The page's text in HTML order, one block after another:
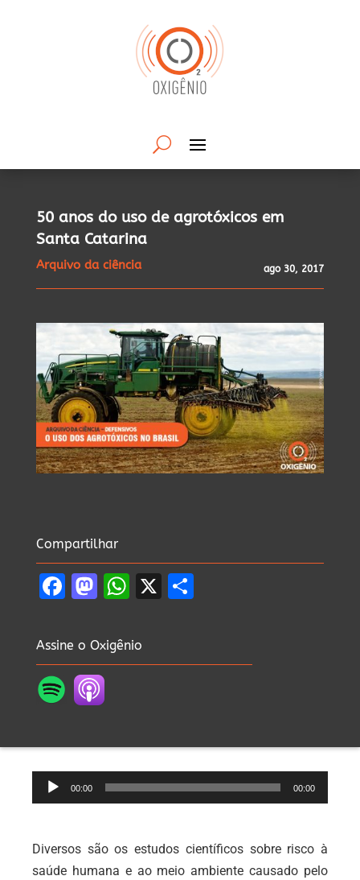
50 anos do uso de agrotóxicos em
Santa Catarina
Arquivo da ciência ago 30, 2017
Compartilhar
Facebook
Mastodon
WhatsApp
X
Assine o Oxigênio
Tocador
de
00:00 00:00
Diversos são os estudos científicos sobre risco à
saúde humana e ao meio ambiente causado pelo